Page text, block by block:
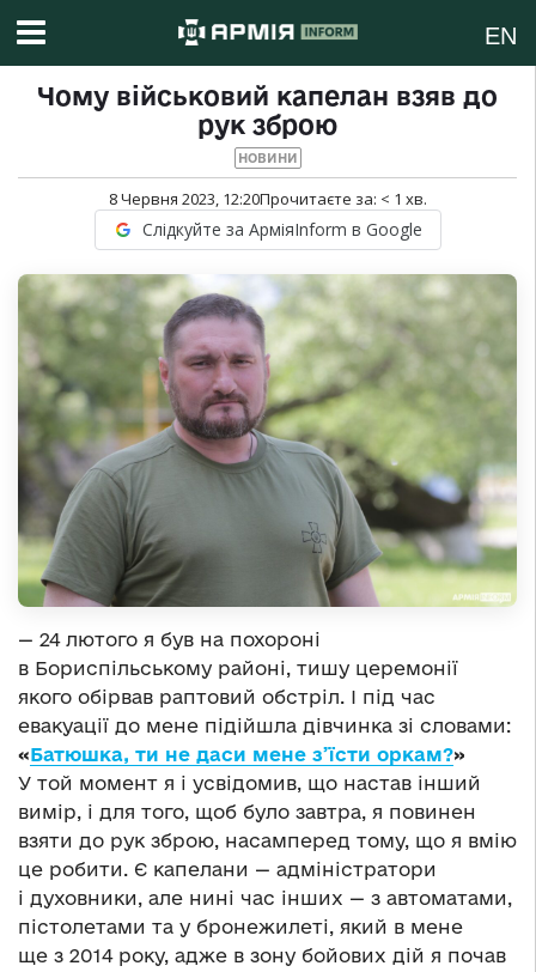
EN
Чому військовий капелан взяв до
рук зброю
НОВИНИ
8 Червня 2023, 12:20Прочитаєте за: < 1 хв.
Слідкуйте за АрміяInform в Google
— 24 лютого я був на похороні
в Бориспільському районі, тишу церемонії
якого обірвав раптовий обстріл. І під час
евакуації до мене підійшла дівчинка зі словами:
«Батюшка, ти не даси мене з’їсти оркам?»
У той момент я і усвідомив, що настав інший
вимір, і для того, щоб було завтра, я повинен
взяти до рук зброю, насамперед тому, що я вмію
це робити. Є капелани — адміністратори
і духовники, але нині час інших — з автоматами,
пістолетами та у бронежилеті, який в мене
ще з 2014 року, адже в зону бойових дій я почав